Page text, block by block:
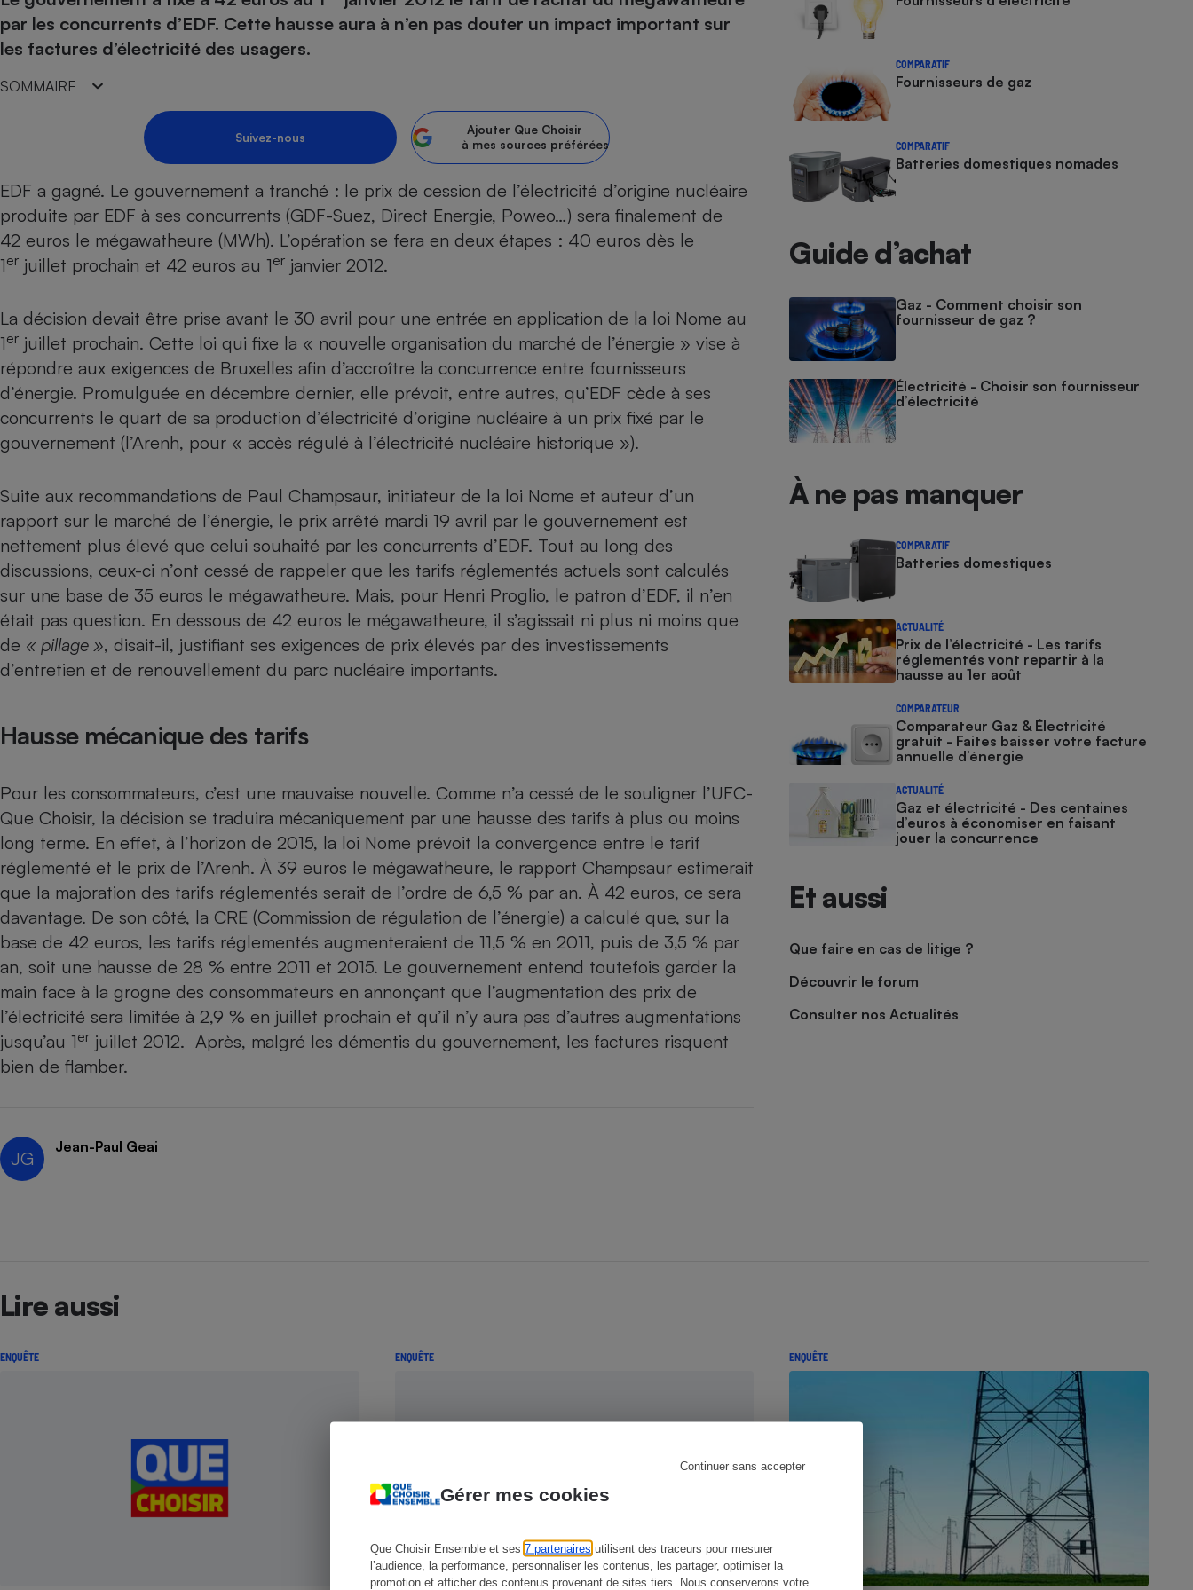
Gérer mes cookies
Que Choisir Ensemble et ses 7 partenaires utilisent des traceurs pour mesurer
l’audience, la performance, personnaliser les contenus, les partager, optimiser la
promotion et afficher des contenus provenant de sites tiers. Nous conserverons votre
Continuer sans accepter
par les concurrents d’EDF. Cette hausse aura à n’en pas douter un impact important sur
les factures d’électricité des usagers.
SOMMAIRE
Suivez-nous
Ajouter Que Choisir
à mes sources préférées
EDF a gagné. Le gouvernement a tranché : le prix de cession de l’électricité d’origine nucléaire
produite par EDF à ses concurrents (GDF-Suez, Direct Energie, Poweo…) sera finalement de
42 euros le mégawatheure (MWh). L’opération se fera en deux étapes : 40 euros dès le
1er juillet prochain et 42 euros au 1er janvier 2012.
La décision devait être prise avant le 30 avril pour une entrée en application de la loi Nome au
1er juillet prochain. Cette loi qui fixe la « nouvelle organisation du marché de l’énergie » vise à
répondre aux exigences de Bruxelles afin d’accroître la concurrence entre fournisseurs
d’énergie. Promulguée en décembre dernier, elle prévoit, entre autres, qu’EDF cède à ses
concurrents le quart de sa production d’électricité d’origine nucléaire à un prix fixé par le
gouvernement (l’Arenh, pour « accès régulé à l’électricité nucléaire historique »).
Suite aux recommandations de Paul Champsaur, initiateur de la loi Nome et auteur d’un
rapport sur le marché de l’énergie, le prix arrêté mardi 19 avril par le gouvernement est
nettement plus élevé que celui souhaité par les concurrents d’EDF. Tout au long des
discussions, ceux-ci n’ont cessé de rappeler que les tarifs réglementés actuels sont calculés
sur une base de 35 euros le mégawatheure. Mais, pour Henri Proglio, le patron d’EDF, il n’en
était pas question. En dessous de 42 euros le mégawatheure, il s’agissait ni plus ni moins que
de « pillage », disait-il, justifiant ses exigences de prix élevés par des investissements
d’entretien et de renouvellement du parc nucléaire importants.
Hausse mécanique des tarifs
Pour les consommateurs, c’est une mauvaise nouvelle. Comme n’a cessé de le souligner l’UFC-
Que Choisir, la décision se traduira mécaniquement par une hausse des tarifs à plus ou moins
long terme. En effet, à l’horizon de 2015, la loi Nome prévoit la convergence entre le tarif
réglementé et le prix de l’Arenh. À 39 euros le mégawatheure, le rapport Champsaur estimerait
que la majoration des tarifs réglementés serait de l’ordre de 6,5 % par an. À 42 euros, ce sera
davantage. De son côté, la CRE (Commission de régulation de l’énergie) a calculé que, sur la
base de 42 euros, les tarifs réglementés augmenteraient de 11,5 % en 2011, puis de 3,5 % par
an, soit une hausse de 28 % entre 2011 et 2015. Le gouvernement entend toutefois garder la
main face à la grogne des consommateurs en annonçant que l’augmentation des prix de
l’électricité sera limitée à 2,9 % en juillet prochain et qu’il n’y aura pas d’autres augmentations
jusqu’au 1er juillet 2012. Après, malgré les démentis du gouvernement, les factures risquent
bien de flamber.
JG
Jean-Paul Geai
COMPARATIF
Fournisseurs de gaz
COMPARATIF
Batteries domestiques nomades
Guide d’achat
Gaz - Comment choisir son
fournisseur de gaz ?
Électricité - Choisir son fournisseur
d’électricité
À ne pas manquer
COMPARATIF
Batteries domestiques
ACTUALITÉ
Prix de l’électricité - Les tarifs
réglementés vont repartir à la
hausse au 1er août
COMPARATEUR
Comparateur Gaz & Électricité
gratuit - Faites baisser votre facture
annuelle d’énergie
ACTUALITÉ
Gaz et électricité - Des centaines
d’euros à économiser en faisant
jouer la concurrence
Et aussi
Que faire en cas de litige ?
Découvrir le forum
Consulter nos Actualités
Lire aussi
ENQUÊTE ENQUÊTE ENQUÊTE
Nutrition
alimentation locale
Complément
alimentaire
Foie gras
Champagne - Comment choisir une
bouteille de champagne
Assurance
Mutuelle Banque en ligne
Assurance emprunteur Assurance vie
Banque en ligne
Assurance auto
Comparateur auto
Supermarché - Drive
Comparatif sèche-linge
Comparatif réfrigérateur-congélateur
Comparatif plaque à induction
Comparatif hotte aspirante
Comparatif climatiseur mobile
Comparatif aspirateur balai
Comparatif cafetière automatique
Comparatif robot cuiseur
Comparatif centrale vapeur
Gros électroménager
Plaque de cuisson à
induction
Four encastrable
Électricité - Gaz
Panneaux
photovoltaïques
Comparatif smartphone
Comparatif casque audio
Comparatif barre de son
Comparatif imprimante multifonction
Comparatif ordinateur portable
Comparatif ultrabook
Image et son
Informatique
Internet
Téléphonie
Téléviseur Ordinateur portable
Téléphone mobile -
Smartphone
Appareil photo
numérique
Antivirus
Comparatif nettoyeur haute
Comparatif tondeuse robot
Comparatif poêle à granulés
Comparatif radiateur électrique
Aménagement
Chauffage
Produit d'entretien
Sécurité domestique
Matelas Poêle à granulés
Radiateur électrique Électricité - Gaz
Ventilateur
Comparateur mutuelle
Comparateur des devis d’opticiens
Hygiène - Beauté
Maladie - Médecine - Médicament
Mutuelle Aide auditive
Maison de retraite
Obsèques - Pompes
funèbres
Retraite
Puériculture - Produit
pour bébé
Choisir son pellet
Comparateur assurance emprunteur
Energie Moins Chère Ensemble
Tous les comparateurs
Speedtest - Testez le débit de votre
connexion Internet
nous ?